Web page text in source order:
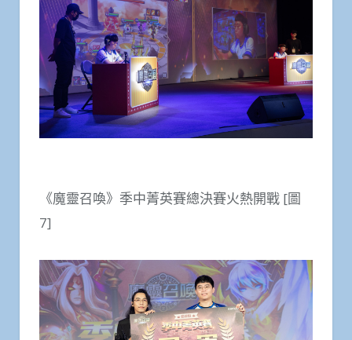
《魔靈召喚》季中菁英賽總決賽火熱開戰 [圖
7]